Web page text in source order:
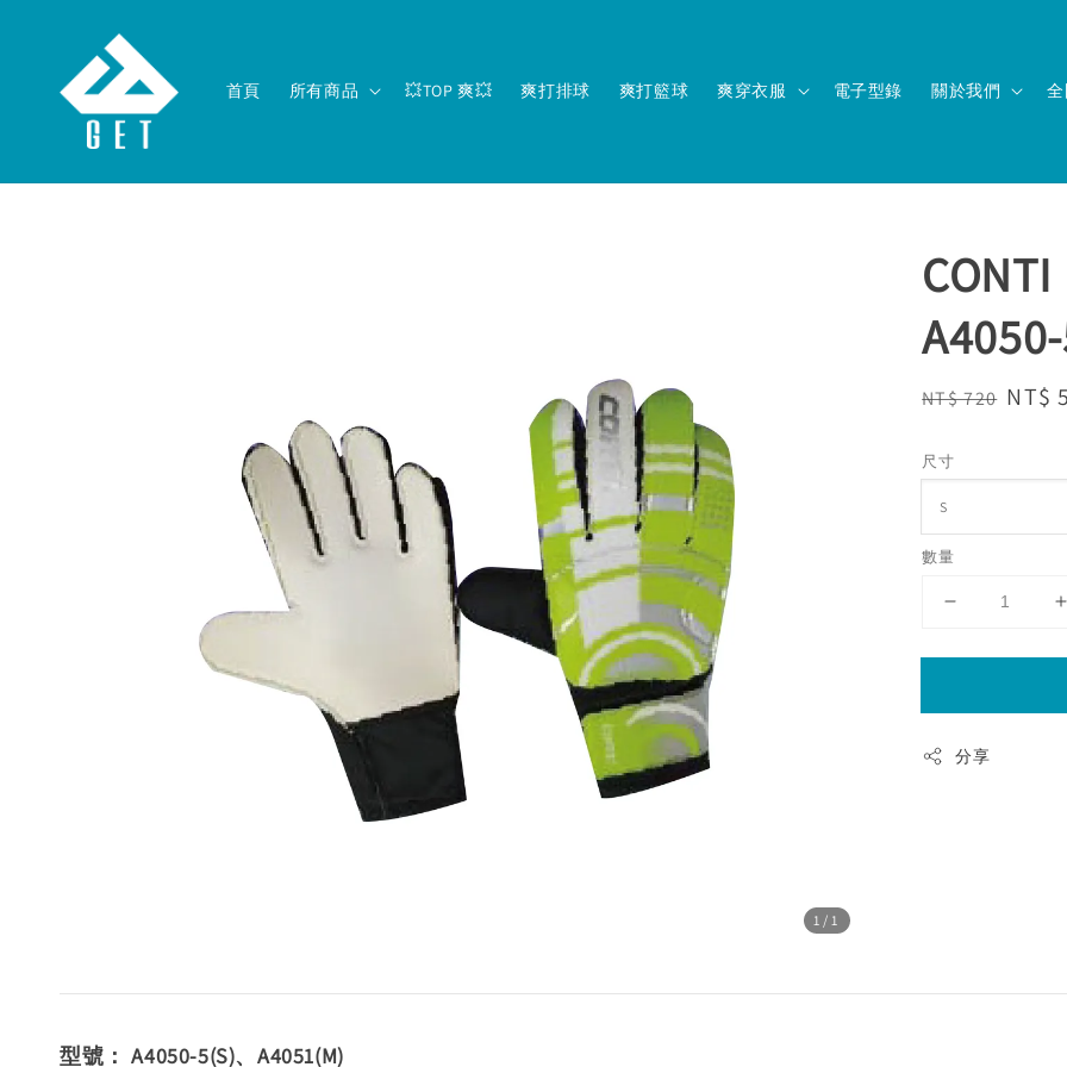
首頁 所有商品 💥TOP 爽💥 爽打排球 爽打籃球 爽穿衣服 電子型錄 關於我們
1 /1
Regular
NT$ 720 Sale
NT$
尺寸
數量
分享
型號： A4050-5(S)、A4051(M)